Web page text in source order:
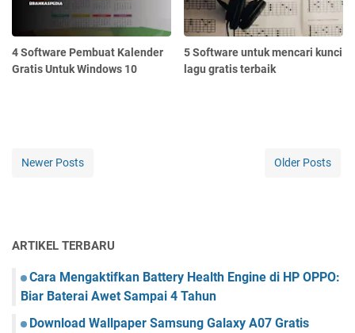
4 Software Pembuat Kalender
Gratis Untuk Windows 10
5 Software untuk mencari kunci
lagu gratis terbaik
Newer Posts Older Posts
ARTIKEL TERBARU
Cara Mengaktifkan Battery Health Engine di HP OPPO:
Biar Baterai Awet Sampai 4 Tahun
Download Wallpaper Samsung Galaxy A07 Gratis